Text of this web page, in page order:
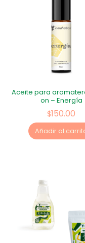
Aceite para
on – Energía
$150.00
Añadir al